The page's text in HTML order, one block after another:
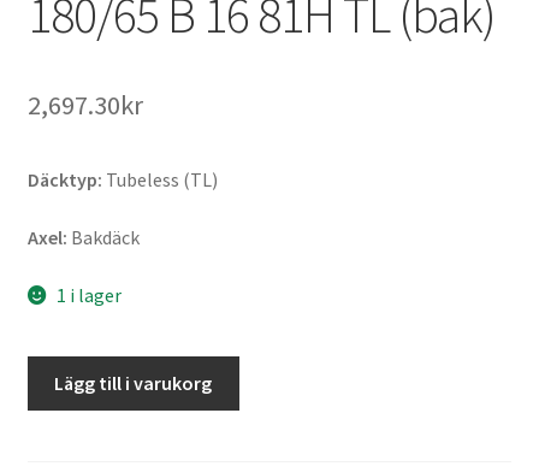
180/65 B 16 81H TL (bak)
2,697.30kr
Däcktyp: Tubeless (TL)
Axel: Bakdäck
1 i lager
Scorcher
Lägg till i varukorg